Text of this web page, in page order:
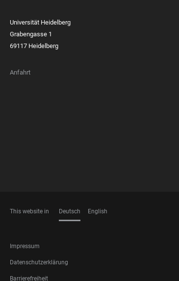
Universität Heidelberg
Grabengasse 1
69117 Heidelberg
Anfahrt
This website in Deutsch English
FOOTER
LEGAL
Impressum
Datenschutzerklärung
Barrierefreiheit